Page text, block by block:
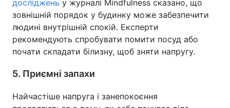
досліджень у журналі Mindfulness сказано, що
зовнішній порядок у будинку може забезпечити
людині внутрішній спокій. Експерти
рекомендують спробувати помити посуд або
почати складати білизну, щоб зняти напругу.
5. Приємні запахи
Найчастіше напруга і занепокоєння